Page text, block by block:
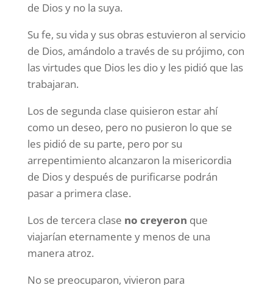
de Dios y no la suya.
Su fe, su vida y sus obras estuvieron al servicio
de Dios, amándolo a través de su prójimo, con
las virtudes que Dios les dio y les pidió que las
trabajaran.
Los de segunda clase quisieron estar ahí
como un deseo, pero no pusieron lo que se
les pidió de su parte, pero por su
arrepentimiento alcanzaron la misericordia
de Dios y después de purificarse podrán
pasar a primera clase.
Los de tercera clase no creyeron que
viajarían eternamente y menos de una
manera atroz.
No se preocuparon, vivieron para